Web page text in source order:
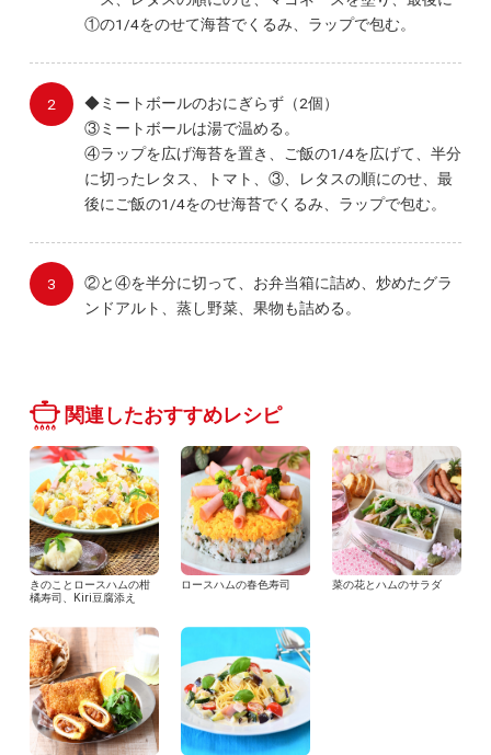
①の1/4をのせて海苔でくるみ、ラップで包む。
◆ミートボールのおにぎらず（2個）
③ミートボールは湯で温める。
④ラップを広げ海苔を置き、ご飯の1/4を広げて、半分
に切ったレタス、トマト、③、レタスの順にのせ、最
後にご飯の1/4をのせ海苔でくるみ、ラップで包む。
②と④を半分に切って、お弁当箱に詰め、炒めたグラ
ンドアルト、蒸し野菜、果物も詰める。
関連したおすすめレシピ
きのことロースハムの柑
橘寿司、Kiri豆腐添え
ロースハムの春色寿司 菜の花とハムのサラダ